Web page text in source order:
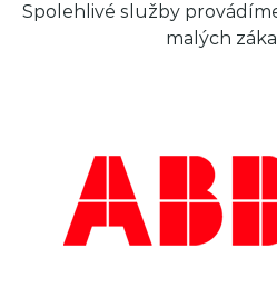
Spolehlivé služby
malých